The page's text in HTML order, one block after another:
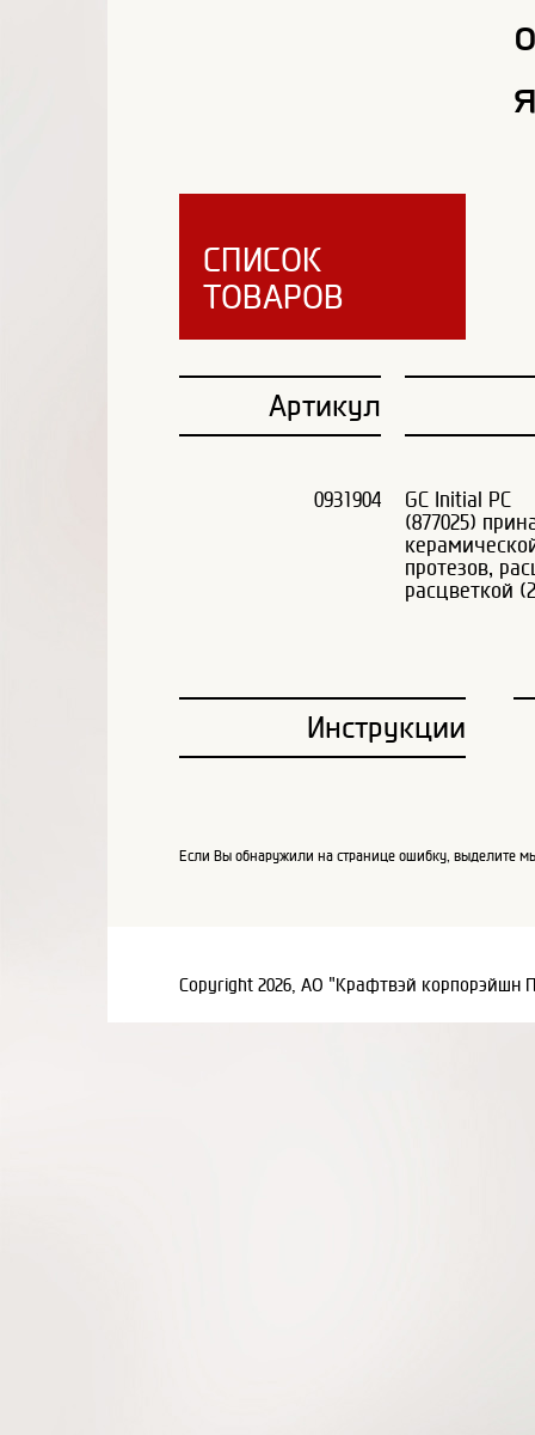
СПИСОК
ТОВАРОВ
Артикул
0931904
GC Initial PC
(877025)
протезов,
расцветкой
Инструкции
Если Вы обнаружили на странице ошибку, выделите
Copyright 2026, АО "Крафтвэй корпорэйшн